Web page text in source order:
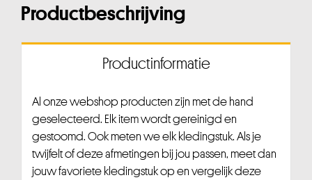
Productbeschrijving
Productinformatie
Al onze webshop producten zijn met de hand
geselecteerd. Elk item wordt gereinigd en
gestoomd. Ook meten we elk kledingstuk. Als je
twijfelt of deze afmetingen bij jou passen, meet dan
jouw favoriete kledingstuk op en vergelijk deze